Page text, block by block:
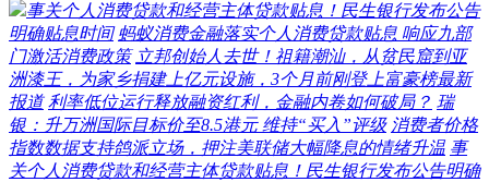
事关个人消费贷款和经营主体贷款贴息！民生银行发布公告
明确贴息时间 蚂蚁消费金融落实个人消费贷款贴息 响应九部
门激活消费政策 立邦创始人去世！祖籍潮汕，从贫民窟到亚
洲漆王，为家乡捐建上亿元设施，3个月前刚登上富豪榜最新
报道 利率低位运行释放融资红利，金融内卷如何破局？ 瑞
银：升万洲国际目标价至8.5港元 维持“买入”评级 消费者价格
指数数据支持鸽派立场，押注美联储大幅降息的情绪升温 事
关个人消费贷款和经营主体贷款贴息！民生银行发布公告明确